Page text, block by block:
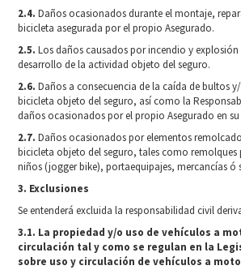
2.4. Daños ocasionados durante el montaje,
bicicleta asegurada por el propio Asegurado.
2.5. Los daños causados por incendio y
desarrollo de la actividad objeto del seguro.
2.6. Daños a consecuencia de la caída de bultos
bicicleta objeto del seguro, así como la
daños ocasionados por el propio Asegurado en
2.7. Daños ocasionados por elementos
bicicleta objeto del seguro, tales como remolques
niños (jogger bike), portaequipajes, mercancías ó
3. Exclusiones
Se entenderá excluida la responsabilidad civil
3.1. La propiedad y/o uso de vehículos a
circulación tal y como se regulan en la
sobre uso y circulación de vehículos a